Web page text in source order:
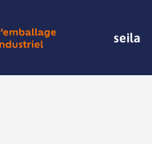
seila